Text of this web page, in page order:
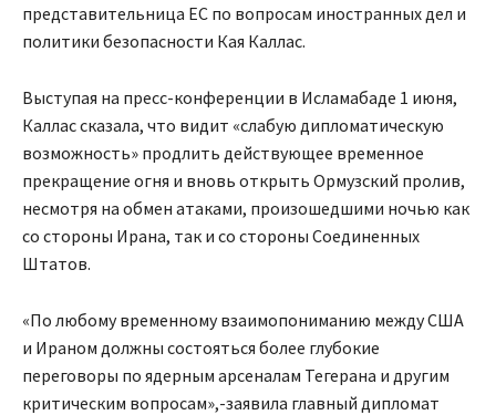
представительница ЕС по вопросам иностранных дел и
политики безопасности Кая Каллас.
Выступая на пресс-конференции в Исламабаде 1 июня,
Каллас сказала, что видит «слабую дипломатическую
возможность» продлить действующее временное
прекращение огня и вновь открыть Ормузский пролив,
несмотря на обмен атаками, произошедшими ночью как
со стороны Ирана, так и со стороны Соединенных
Штатов.
«По любому временному взаимопониманию между США
и Ираном должны состояться более глубокие
переговоры по ядерным арсеналам Тегерана и другим
критическим вопросам»,-заявила главный дипломат